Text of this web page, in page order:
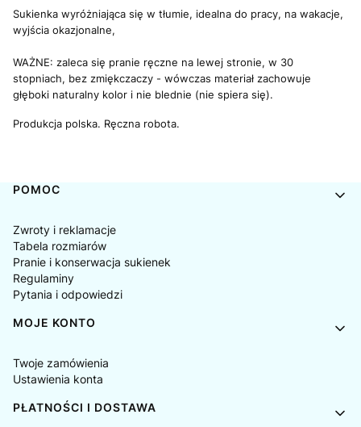
Sukienka wyróżniająca się w tłumie, idealna do pracy, na wakacje,
wyjścia okazjonalne,
WAŻNE: zaleca się pranie ręczne na lewej stronie, w 30
stopniach, bez zmiękczaczy - wówczas materiał zachowuje
głęboki naturalny kolor i nie blednie (nie spiera się).
Produkcja polska. Ręczna robota.
Linki w stopce
POMOC
Zwroty i reklamacje
Tabela rozmiarów
Pranie i konserwacja sukienek
Regulaminy
Pytania i odpowiedzi
MOJE KONTO
Twoje zamówienia
Ustawienia konta
PŁATNOŚCI I DOSTAWA